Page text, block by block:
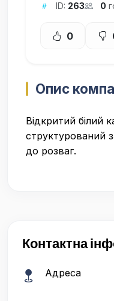
ID: 263 0
0
Опис
Відкритий білий
структурований
до розваг.
Контактна
Адреса